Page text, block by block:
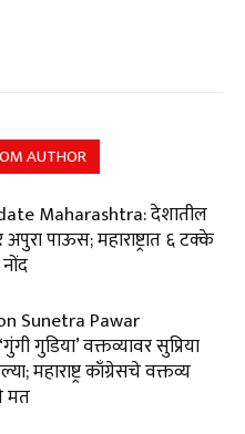
AUTHOR
Maharashtra: देशातील
पाऊस; महाराष्ट्रात ६ टक्के
Sunetra Pawar
गुडिया’ वक्तव्यावर सुप्रिया
महाराष्ट्र काँग्रेसचे वक्तव्य
मत